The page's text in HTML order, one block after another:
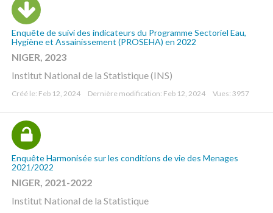
Enquête de suivi des indicateurs du Programme Sectoriel Eau,
Hygiène et Assainissement (PROSEHA) en 2022
NIGER, 2023
Institut National de la Statistique (INS)
Créé le: Feb 12, 2024 Dernière modification: Feb 12, 2024 Vues: 3957
Enquête Harmonisée sur les conditions de vie des Menages
2021/2022
NIGER, 2021-2022
Institut National de la Statistique